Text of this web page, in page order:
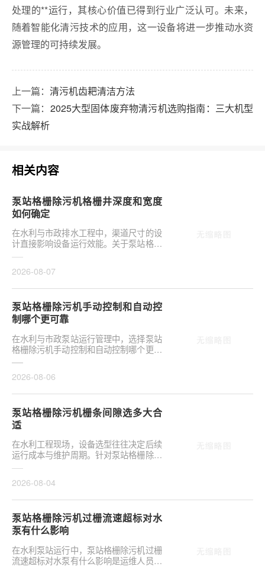
处理的**运行，其核心价值已得到行业广泛认可‌。未来，
随着智能化清污技术的应用，这一设备将进一步推动水资
源管理的可持续发展。
上一篇： 清污机齿耙清洁方法
下一篇： 2025大型固体废弃物清污机选购指南：三大机型
实战解析
相关内容
泵站格栅除污机格栅井深度和宽度
如何确定
在水利与市政排水工程中，渠道尺寸的设
计直接影响设备运行效能。关于泵站格栅
除污机格栅井深度和宽度如何确定，是前
2026-08-07
泵站格栅除污机手动控制和自动控
制哪个更可靠
在水利与市政泵站运行管理中，选择泵站
格栅除污机手动控制和自动控制哪个更可
靠，往往是项目决策的关键环节。这并非
2026-08-06
泵站格栅除污机栅条间隙选多大合
适
在水利工程现场，设备选型往往决定后续
运行成本与维护周期。针对泵站格栅除污
机栅条间隙选多大合适，需结合具体工况
2026-08-04
泵站格栅除污机过栅流速超标对水
泵有什么影响
在水利泵站运行中，泵站格栅除污机过栅
流速超标对水泵有什么影响是运维人员关